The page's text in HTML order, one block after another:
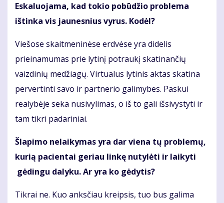
Eskaluojama, kad tokio pobūdžio problema
ištinka vis jaunesnius vyrus. Kodėl?
Viešose skaitmeninėse erdvėse yra didelis
prieinamumas prie lytinį potraukį skatinančių
vaizdinių medžiagų. Virtualus lytinis aktas skatina
pervertinti savo ir partnerio galimybes. Paskui
realybėje seka nusivylimas, o iš to gali išsivystyti ir
tam tikri padariniai.
Šlapimo nelaikymas yra dar viena tų problemų,
kurią pacientai geriau linkę nutylėti ir laikyti
gėdingu dalyku. Ar yra ko gėdytis?
Tikrai ne. Kuo anksčiau kreipsis, tuo bus galima